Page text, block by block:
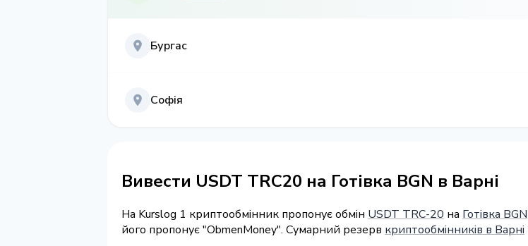
Бургас
Софія
Вивести USDT TRC20 на Готівка BGN в Варні
На Kurslog 1 криптообмінник пропонує обмін USDT TRC-20 на Готівка BGN
його пропонує "ObmenMoney". Сумарний резерв криптообмінників в Варні